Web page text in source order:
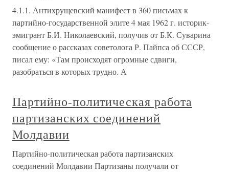
4.1.1. Антихрущевский манифест в 360 письмах к
партийно-государственной элите 4 мая 1962 г. историк-
эмигрант Б.И. Николаевский, получив от Б.К. Суварина
сообщение о рассказах советолога Р. Пайпса об СССР,
писал ему: «Там происходят огромные сдвиги,
разобраться в которых трудно. А
Партийно-политическая работа
партизанских соединений
Молдавии
Партийно-политическая работа партизанских
соединений Молдавии Партизаны получали от